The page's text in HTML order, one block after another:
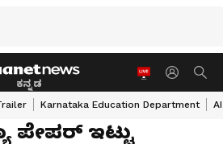
ಕನ್ನಡ
Karnataka Education Department
ಪೇಪರ್ ಇಟ್ಟು